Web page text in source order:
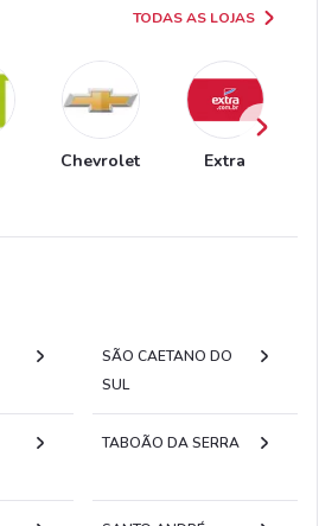
TODAS AS LOJAS
Chevrolet Extra
SÃO CAETANO DO
SUL
TABOÃO DA SERRA